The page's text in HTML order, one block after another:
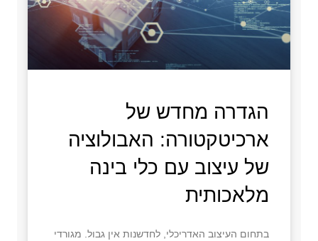
הגדרה מחדש של
ארכיטקטורה: האבולוציה
של עיצוב עם כלי בינה
מלאכותית
בתחום העיצוב האדריכלי, לחדשנות אין גבול. מגורדי